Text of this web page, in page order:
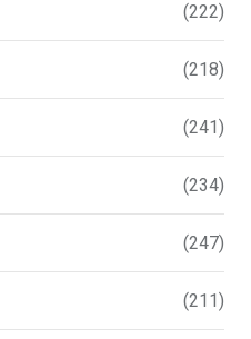
(222)
(218)
(241)
(234)
(247)
(211)